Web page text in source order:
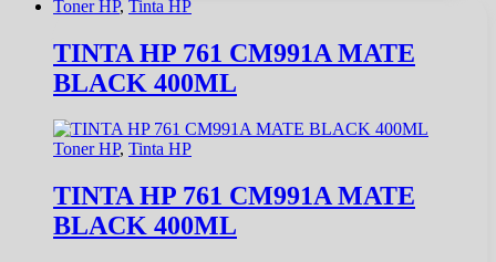
Toner HP, Tinta HP
TINTA HP 761 CM991A MATE
BLACK 400ML
Toner HP, Tinta HP
TINTA HP 761 CM991A MATE
BLACK 400ML